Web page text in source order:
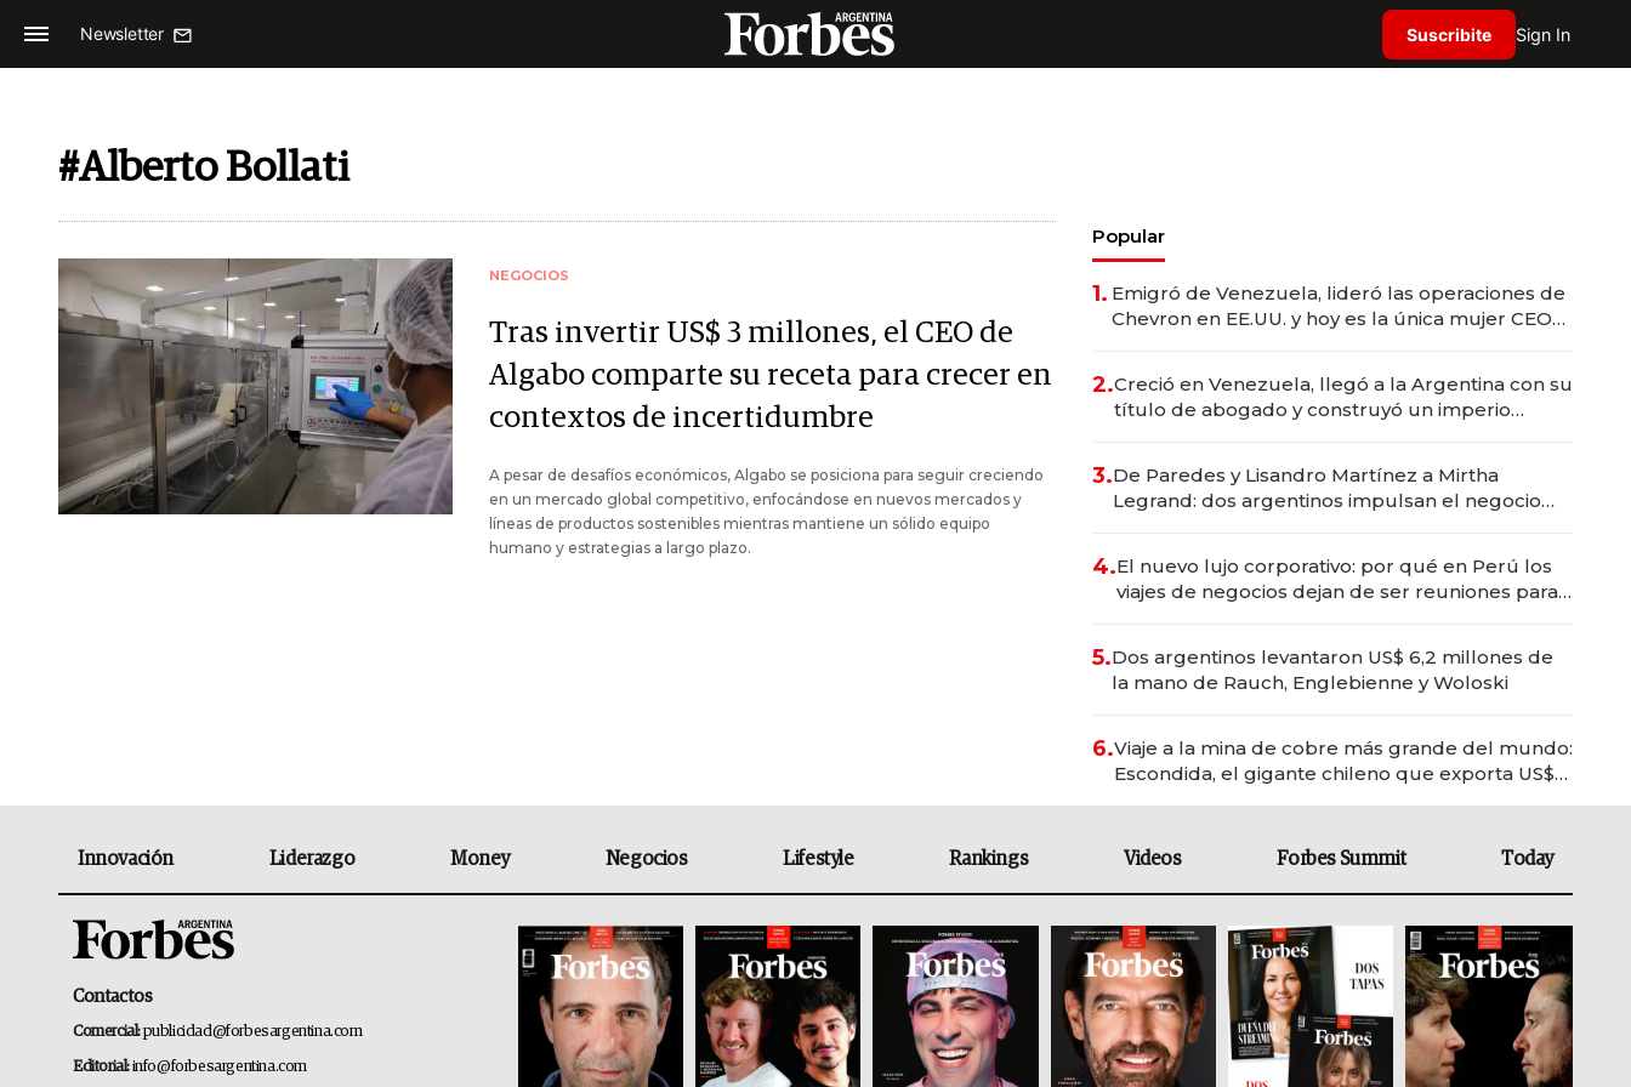
Newsletter Suscribite Sign In
#Alberto Bollati
NEGOCIOS
Tras invertir US$ 3 millones, el CEO de
Algabo comparte su receta para crecer en
contextos de incertidumbre
A pesar de desafíos económicos, Algabo se posiciona para seguir creciendo
en un mercado global competitivo, enfocándose en nuevos mercados y
líneas de productos sostenibles mientras mantiene un sólido equipo
humano y estrategias a largo plazo.
Popular
1. Emigró de Venezuela, lideró las operaciones de
Chevron en EE.UU. y hoy es la única mujer CEO
2.Creció en Venezuela, llegó a la Argentina con su
título de abogado y construyó un imperio
3.De Paredes y Lisandro Martínez a Mirtha
Legrand: dos argentinos impulsan el negocio
4.El nuevo lujo corporativo: por qué en Perú los
viajes de negocios dejan de ser reuniones para
5.Dos argentinos levantaron US$ 6,2 millones de
la mano de Rauch, Englebienne y Woloski
6.Viaje a la mina de cobre más grande del mundo:
Escondida, el gigante chileno que exporta US$
Innovación Liderazgo Money Negocios Lifestyle Rankings Videos Forbes Summit Today
Contactos
Comercial:publicidad@forbesargentina.com
Editorial:info@forbesargentina.com